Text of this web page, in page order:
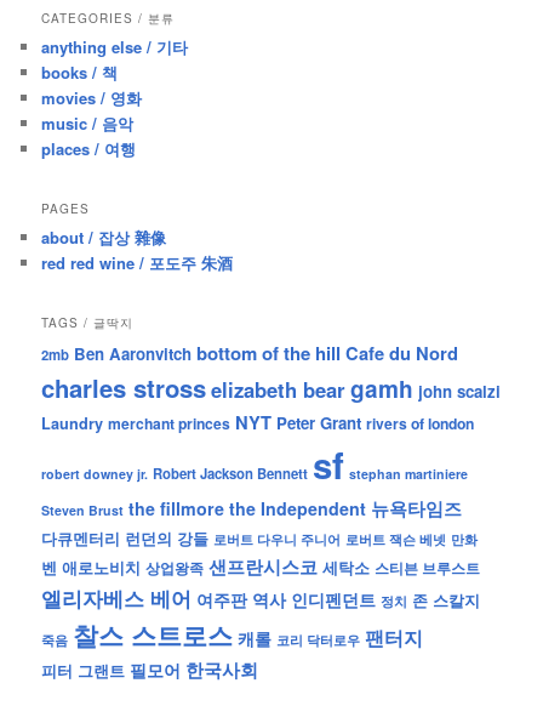
r
h
CATEGORIES / 분류
anything else / 기타
books / 책
movies / 영화
music / 음악
places / 여행
PAGES
about / 잡상 雜像
red red wine / 포도주 朱酒
TAGS / 글딱지
2mb Ben Aaronvitch bottom of the hill Cafe du Nord
charles strosselizabeth beargamh john scalzi
Laundry merchant princes NYT Peter Grant rivers of london
robert downey jr. Robert Jackson Bennett sf stephan martiniere
Steven Brust the fillmore the Independent 뉴욕타임즈
다큐멘터리 런던의 강들 로버트 다우니 주니어 로버트 잭슨 베넷 만화
벤 애로노비치 상업왕족 샌프란시스코 세탁소 스티븐 브루스트
엘리자베스 베어 여주판 역사 인디펜던트 정치 존 스칼지
죽음 찰스 스트로스 캐롤 코리 닥터로우 팬터지
피터 그랜트 필모어 한국사회